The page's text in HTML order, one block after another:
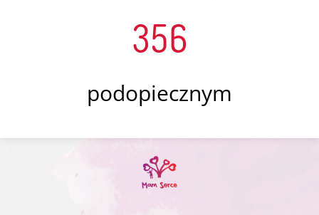
356
podopiecznym